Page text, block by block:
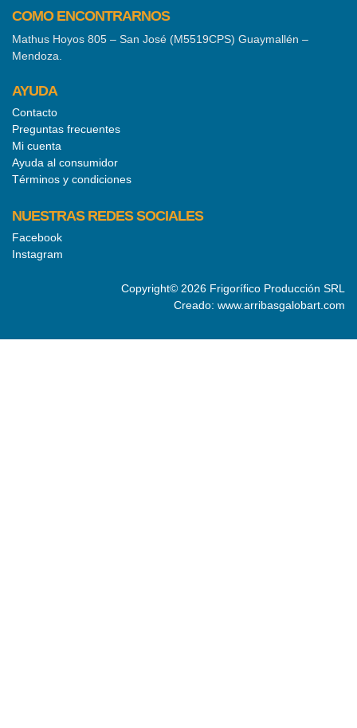
COMO ENCONTRARNOS
Mathus Hoyos 805 – San José (M5519CPS) Guaymallén –
Mendoza.
AYUDA
Contacto
Preguntas frecuentes
Mi cuenta
Ayuda al consumidor
Términos y condiciones
NUESTRAS REDES SOCIALES
Facebook
Instagram
Copyright© 2026 Frigorífico Producción SRL
Creado: www.arribasgalobart.com